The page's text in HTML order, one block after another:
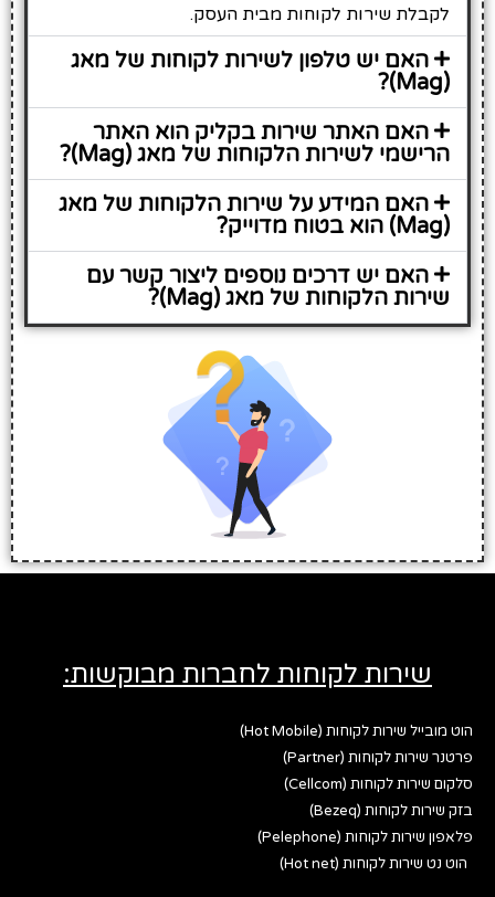
לקבלת שירות לקוחות מבית העסק.
האם יש טלפון לשירות לקוחות של מאג
(Mag)?
האם האתר שירות בקליק הוא האתר
הרישמי לשירות הלקוחות של מאג (Mag)?
האם המידע על שירות הלקוחות של מאג
(Mag) הוא בטוח מדוייק?
האם יש דרכים נוספים ליצור קשר עם
שירות הלקוחות של מאג (Mag)?
שירות לקוחות לחברות מבוקשות:
הוט מובייל שירות לקוחות (Hot Mobile)
פרטנר שירות לקוחות (Partner)
סלקום שירות לקוחות (Cellcom)
בזק שירות לקוחות (Bezeq)
פלאפון שירות לקוחות (Pelephone)
הוט נט שירות לקוחות (Hot net)